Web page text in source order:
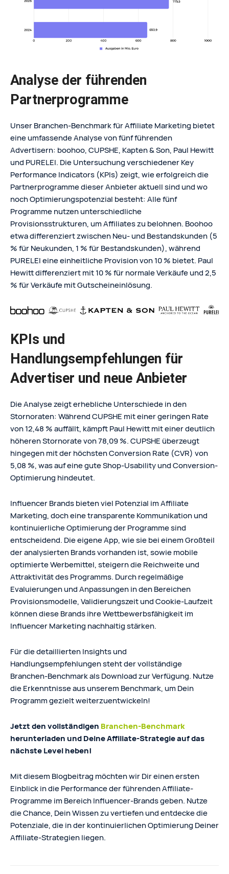
Analyse der führenden
Partnerprogramme
Unser Branchen-Benchmark für Affiliate Marketing bietet
eine umfassende Analyse von fünf führenden
Advertisern: boohoo, CUPSHE, Kapten & Son, Paul Hewitt
und PURELEI. Die Untersuchung verschiedener Key
Performance Indicators (KPIs) zeigt, wie erfolgreich die
Partnerprogramme dieser Anbieter aktuell sind und wo
noch Optimierungspotenzial besteht: Alle fünf
Programme nutzen unterschiedliche
Provisionsstrukturen, um Affiliates zu belohnen. Boohoo
etwa differenziert zwischen Neu- und Bestandskunden (5
% für Neukunden, 1 % für Bestandskunden), während
PURELEI eine einheitliche Provision von 10 % bietet. Paul
Hewitt differenziert mit 10 % für normale Verkäufe und 2,5
% für Verkäufe mit Gutscheineinlösung.
KPIs und
Handlungsempfehlungen für
Advertiser und neue Anbieter
Die Analyse zeigt erhebliche Unterschiede in den
Stornoraten: Während CUPSHE mit einer geringen Rate
von 12,48 % auffällt, kämpft Paul Hewitt mit einer deutlich
höheren Stornorate von 78,09 %. CUPSHE überzeugt
hingegen mit der höchsten Conversion Rate (CVR) von
5,08 %, was auf eine gute Shop-Usability und Conversion-
Optimierung hindeutet.
Influencer Brands bieten viel Potenzial im Affiliate
Marketing, doch eine transparente Kommunikation und
kontinuierliche Optimierung der Programme sind
entscheidend. Die eigene App, wie sie bei einem Großteil
der analysierten Brands vorhanden ist, sowie mobile
optimierte Werbemittel, steigern die Reichweite und
Attraktivität des Programms. Durch regelmäßige
Evaluierungen und Anpassungen in den Bereichen
Provisionsmodelle, Validierungszeit und Cookie-Laufzeit
können diese Brands ihre Wettbewerbsfähigkeit im
Influencer Marketing nachhaltig stärken.
Für die detaillierten Insights und
Handlungsempfehlungen steht der vollständige
Branchen-Benchmark als Download zur Verfügung. Nutze
die Erkenntnisse aus unserem Benchmark, um Dein
Programm gezielt weiterzuentwickeln!
Jetzt den vollständigen Branchen-Benchmark
herunterladen und Deine Affiliate-Strategie auf das
nächste Level heben!
Mit diesem Blogbeitrag möchten wir Dir einen ersten
Einblick in die Performance der führenden Affiliate-
Programme im Bereich Influencer-Brands geben. Nutze
die Chance, Dein Wissen zu vertiefen und entdecke die
Potenziale, die in der kontinuierlichen Optimierung Deiner
Affiliate-Strategien liegen.